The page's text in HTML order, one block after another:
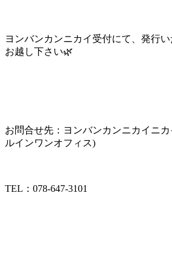
ヨンバンカンニカイ受付にて、発行
お越し下さい🌿
お問合せ先：ヨンバンカンニカイニ
ルインワンオフィス)
TEL：078-647-3101